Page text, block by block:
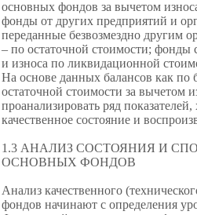
основных фондов за вычетом
фонды от других предприятий и
переданные безвозмездно другим
– по остаточной стоимости; фонды
и износа по ликвидационной
На основе данных балансов как по
остаточной стоимости за вычетом
проанализировать ряд
качественное состояние и
1.3 АНАЛИЗ СОСТОЯНИЯ И
ОСНОВНЫХ ФОНДОВ
Анализ качественного
фондов начинают с определения